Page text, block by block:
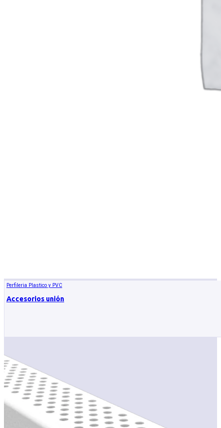
Perfileria Plastico y PVC
Accesorios unión